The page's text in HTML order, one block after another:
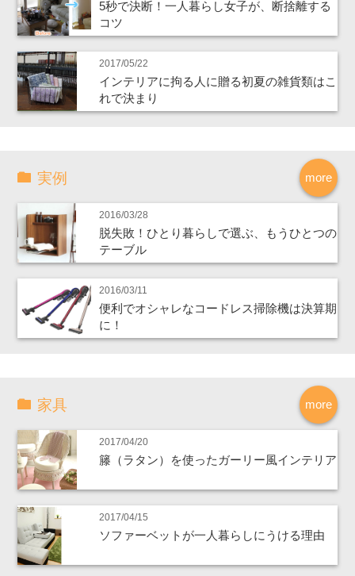
5秒で決断！一人暮らし女子が、断捨離する
コツ
2017/05/22
インテリアに拘る人に贈る初夏の雑貨類はこ
れで決まり
more
実例
2016/03/28
脱失敗！ひとり暮らしで選ぶ、もうひとつの
テーブル
2016/03/11
便利でオシャレなコードレス掃除機は決算期
に！
more
家具
2017/04/20
籐（ラタン）を使ったガーリー風インテリア
2017/04/15
ソファーベットが一人暮らしにうける理由